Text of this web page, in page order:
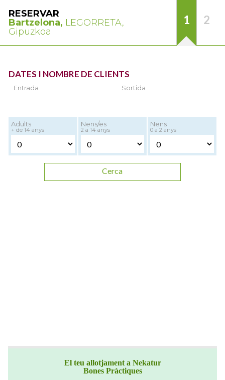
RESERVAR
Bartzelona, LEGORRETA,
Gipuzkoa
1 2
DATES I NOMBRE DE CLIENTS
Entrada Sortida
Adults
+ de 14 anys
Nens/es
2 a 14 anys
Nens
0 a 2 anys
Cerca
El teu allotjament a Nekatur
Bones Pràctiques